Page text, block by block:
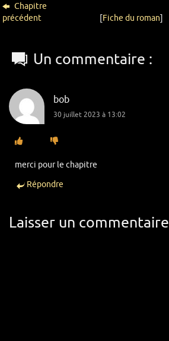
Chapitre
précédent
[Fiche du roman]
Un commentaire :
bob
30 juillet 2023 à 13:02
merci pour le chapitre
Répondre
Laisser un commentaire